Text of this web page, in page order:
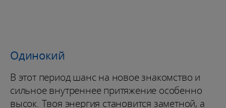
Одинокий
В этот период шанс на новое знакомство и
сильное внутреннее притяжение особенно
высок. Твоя энергия становится заметной, а